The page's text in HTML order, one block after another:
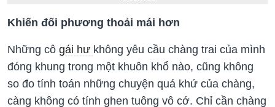
Khiến đối phương thoải mái hơn
Những cô gái hư không yêu cầu chàng trai của mình
đóng khung trong một khuôn khổ nào, cũng không
so đo tính toán những chuyện quá khứ của chàng,
càng không có tính ghen tuông vô cớ. Chỉ cần chàng